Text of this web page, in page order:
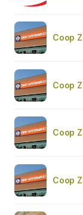
Coop
Coop
Coop
Coop